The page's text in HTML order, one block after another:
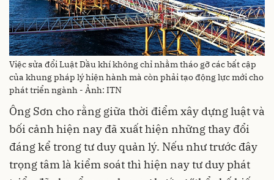
Việc sửa đổi Luật Dầu khí không chỉ nhằm tháo gỡ các bất cập
của khung pháp lý hiện hành mà còn phải tạo động lực mới cho
phát triển ngành - Ảnh: ITN
Ông Sơn cho rằng giữa thời điểm xây dựng luật và
bối cảnh hiện nay đã xuất hiện những thay đổi
đáng kể trong tư duy quản lý. Nếu như trước đây
trọng tâm là kiểm soát thì hiện nay tư duy phát